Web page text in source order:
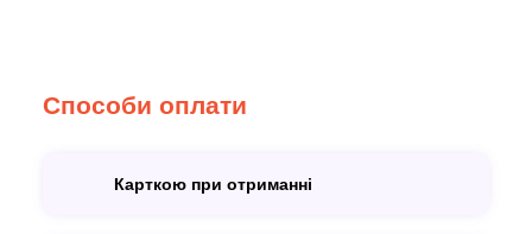
Способи оплати
Карткою при отриманні